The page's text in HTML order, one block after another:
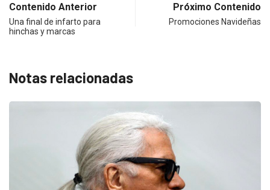
Contenido Anterior
Una final de infarto para
hinchas y marcas
Próximo Contenido
Promociones Navideñas
Notas relacionadas